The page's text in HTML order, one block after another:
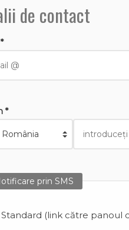
de contact
*
prin SMS
Standard (link către panoul